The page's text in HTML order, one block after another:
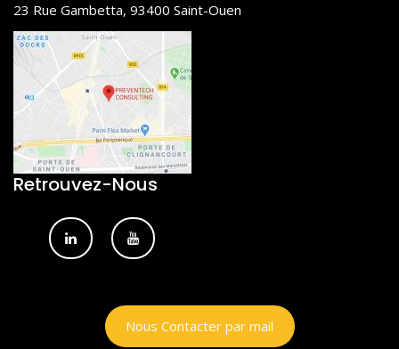
23 Rue Gambetta, 93400 Saint-Ouen
Retrouvez-Nous
Nous Contacter par mail